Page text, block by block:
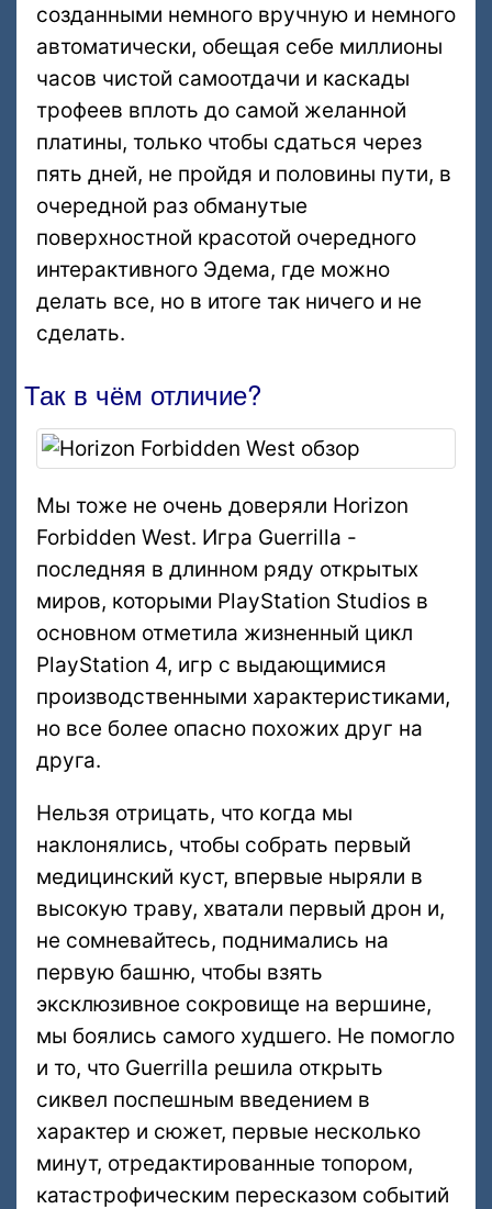
созданными немного вручную и немного
автоматически, обещая себе миллионы
часов чистой самоотдачи и каскады
трофеев вплоть до самой желанной
платины, только чтобы сдаться через
пять дней, не пройдя и половины пути, в
очередной раз обманутые
поверхностной красотой очередного
интерактивного Эдема, где можно
делать все, но в итоге так ничего и не
сделать.
Так в чём отличие?
Мы тоже не очень доверяли Horizon
Forbidden West. Игра Guerrilla -
последняя в длинном ряду открытых
миров, которыми PlayStation Studios в
основном отметила жизненный цикл
PlayStation 4, игр с выдающимися
производственными характеристиками,
но все более опасно похожих друг на
друга.
Нельзя отрицать, что когда мы
наклонялись, чтобы собрать первый
медицинский куст, впервые ныряли в
высокую траву, хватали первый дрон и,
не сомневайтесь, поднимались на
первую башню, чтобы взять
эксклюзивное сокровище на вершине,
мы боялись самого худшего. Не помогло
и то, что Guerrilla решила открыть
сиквел поспешным введением в
характер и сюжет, первые несколько
минут, отредактированные топором,
катастрофическим пересказом событий